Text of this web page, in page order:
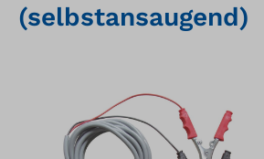
(selbstansaugend)
Bildergalerie überspringen